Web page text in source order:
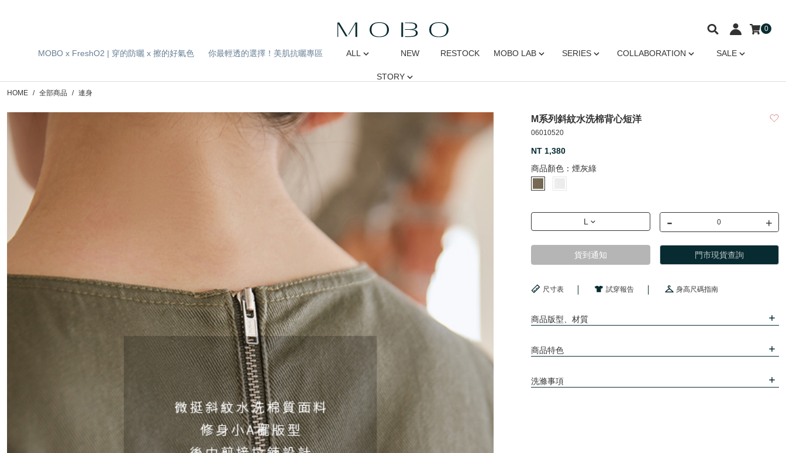
MOBO x FreshO2 | 穿的防曬 x 擦的好氣色 你最輕透的選擇！美肌抗曬專區 ALL NEW RESTOCK MOBO LAB SERIES COLLABORATION SALE
STORY
0
HOME 全部商品 連身
M系列斜紋水洗棉背心短洋
06010520
NT 1,380
商品顏色： 煙灰綠
L - +
貨到通知 門市現貨查詢
尺寸表 試穿報告 身高尺碼指南
商品版型、材質
商品特色
洗滌事項